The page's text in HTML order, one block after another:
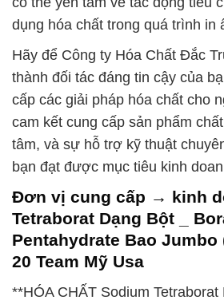
dụng hóa chất trong quá trình in
Hãy để Công ty Hóa Chất Đắc
thành đối tác đáng tin cậy của
cấp các giải pháp hóa chất cho
cam kết cung cấp sản phẩm
tâm, và sự hỗ trợ kỹ thuật
bạn đạt được mục tiêu kinh
Đơn vị cung cấp → kinh
Tetraborat Dạng Bột _
Pentahydrate Bao Jumbo
20 Team Mỹ Usa
**HÓA CHẤT Sodium